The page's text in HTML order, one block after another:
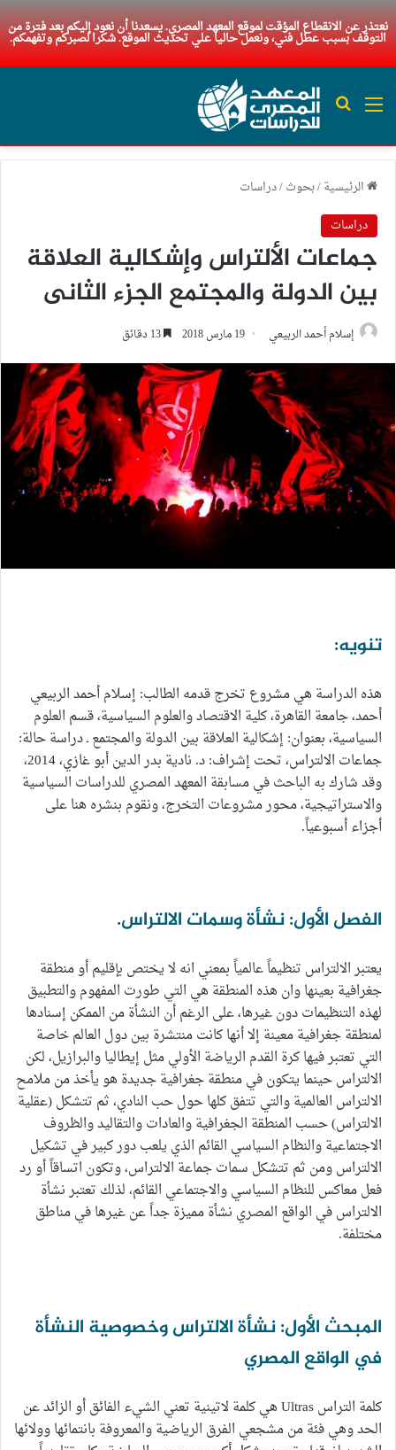
نعتذر عن الانقطاع المؤقت لموقع المعهد المصري. يسعدنا أن نعود إليكم بعد فترة من
التوقف بسبب عطل فني، ونعمل حاليا علي تحديث الموقع. شكرا لصبركم وتفهمكم.
القائمة بحث عن
الرئيسية/بحوث/دراسات
دراسات
جماعات الألتراس وإشكالية العلاقة
بين الدولة والمجتمع الجزء الثانى
إسلام أحمد الربيعي 19 مارس 2018
تنويه:
هذه الدراسة هي مشروع تخرج قدمه الطالب: إسلام أحمد الربيعي
أحمد، جامعة القاهرة، كلية الاقتصاد والعلوم السياسية، قسم العلوم
السياسية، بعنوان: إشكالية العلاقة بين الدولة والمجتمع ـ دراسة حالة:
جماعات الالتراس، تحت إشراف: د. نادية بدر الدين أبو غازي، 2014،
وقد شارك به الباحث في مسابقة المعهد المصري للدراسات السياسية
والاستراتيجية، محور مشروعات التخرج، ونقوم بنشره هنا على
أجزاء أسبوعياً.
الفصل الأول: نشأة وسمات الالتراس.
يعتبر الالتراس تنظيماً عالمياً بمعني انه لا يختص بإقليم أو منطقة
جغرافية بعينها وان هذه المنطقة هي التي طورت المفهوم والتطبيق
لهذه التنظيمات دون غيرها، على الرغم أن النشأة من الممكن إسنادها
لمنطقة جغرافية معينة إلا أنها كانت منتشرة بين دول العالم خاصة
التي تعتبر فيها كرة القدم الرياضة الأولي مثل إيطاليا والبرازيل، لكن
الالتراس حينما يتكون في منطقة جغرافية جديدة هو يأخذ من ملامح
الالتراس العالمية والتي تتفق كلها حول حب النادي، ثم تتشكل (عقلية
الالتراس) حسب المنطقة الجغرافية والعادات والتقاليد والظروف
الاجتماعية والنظام السياسي القائم الذي يلعب دور كبير في تشكيل
الالتراس ومن ثم تتشكل سمات جماعة الالتراس، وتكون اتساقاً أو رد
فعل معاكس للنظام السياسي والاجتماعي القائم، لذلك تعتبر نشأة
الالتراس في الواقع المصري نشأة مميزة جداً عن غيرها في مناطق
مختلفة.
المبحث الأول: نشأة الالتراس وخصوصية النشأة
في الواقع المصري
كلمة التراس Ultras هي كلمة لاتينية تعني الشيء الفائق أو الزائد عن
الحد وهي فئة من مشجعي الفرق الرياضية والمعروفة بانتمائها وولائها